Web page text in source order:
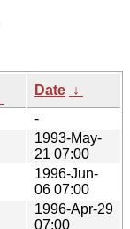
Date ↓
-
1993-May-
21 07:00
1996-Jun-
06 07:00
1996-Apr-29
07:00